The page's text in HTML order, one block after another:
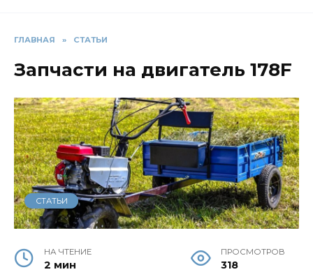
ГЛАВНАЯ » СТАТЬИ
Запчасти на двигатель 178F
СТАТЬИ
НА ЧТЕНИЕ
2 мин
ПРОСМОТРОВ
318